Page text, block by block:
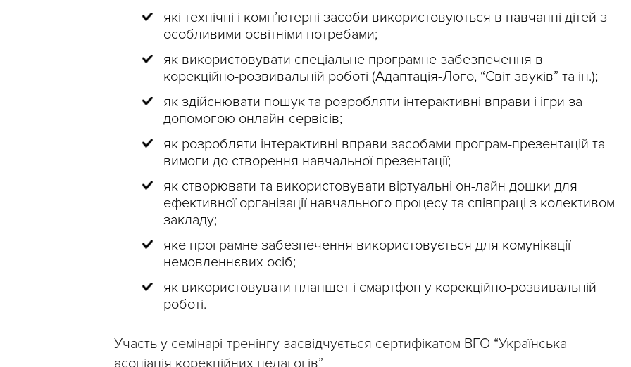
які технічні і комп’ютерні засоби використовуються в навчанні дітей з
особливими освітніми потребами;
як використовувати спеціальне програмне забезпечення в
корекційно-розвивальній роботі (Адаптація-Лого, “Світ звуків” та ін.);
як здійснювати пошук та розробляти інтерактивні вправи і ігри за
допомогою онлайн-сервісів;
як розробляти інтерактивні вправи засобами програм-презентацій та
вимоги до створення навчальної презентації;
як створювати та використовувати віртуальні он-лайн дошки для
ефективної організації навчального процесу та співпраці з колективом
закладу;
яке програмне забезпечення використовується для комунікації
немовленнєвих осіб;
як використовувати планшет і смартфон у корекційно-розвивальній
роботі.
Участь у семінарі-тренінгу засвідчується сертифікатом ВГО “Українська
асоціація корекційних педагогів”